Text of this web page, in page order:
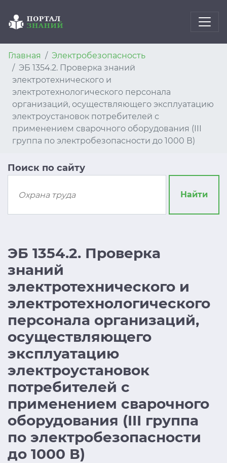
Главная
Электробезопасность
ЭБ 1354.2. Проверка знаний
электротехнического и
электротехнологического персонала
организаций, осуществляющего эксплуатацию
электроустановок потребителей с
применением сварочного оборудования (III
группа по электробезопасности до 1000 В)
Поиск по сайту
Найти
ЭБ 1354.2. Проверка
знаний
электротехнического и
электротехнологического
персонала организаций,
осуществляющего
эксплуатацию
электроустановок
потребителей с
применением сварочного
оборудования (III группа
по электробезопасности
до 1000 В)